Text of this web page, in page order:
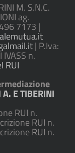
M. S.N.C.
ag.
7173 |
| P.Iva:
n.
RUI
E TIBERINI
RUI n.
RUI n.
RUI n.